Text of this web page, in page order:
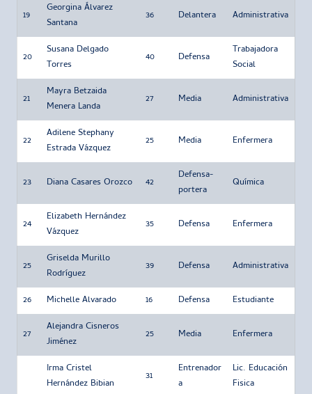
19
Georgina Álvarez
Santana
36 Delantera Administrativa
20
Susana Delgado
Torres
40 Defensa
Trabajadora
Social
21
Mayra Betzaida
Menera Landa
27 Media Administrativa
22
Adilene Stephany
Estrada Vázquez
25 Media Enfermera
23 Diana Casares Orozco 42
Defensa-
portera
Química
24
Elizabeth Hernández
Vázquez
35 Defensa Enfermera
25
Griselda Murillo
Rodríguez
39 Defensa Administrativa
26 Michelle Alvarado 16 Defensa Estudiante
27
Alejandra Cisneros
Jiménez
25 Media Enfermera
Irma Cristel
Hernández Bibian
31
Entrenador
a
Lic. Educación
Fisica